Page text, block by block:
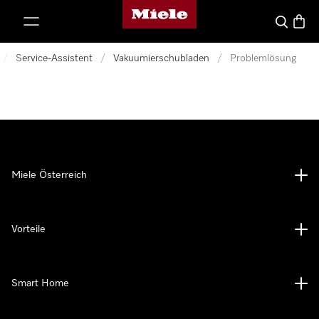
Miele-Homepage
Suche
/ Service-Assistent / Vakuumierschubladen / Problemlösung
Miele Österreich
Vorteile
Smart Home